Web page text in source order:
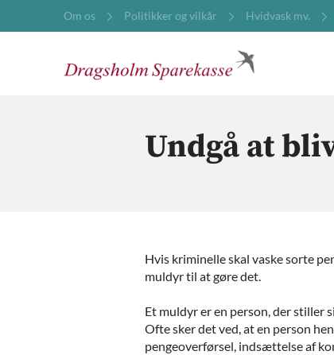
Om os Politikker og vilkår Hvidvask mv.
Undgå at
Hvis kriminelle skal vaske sorte
muldyr til at gøre det.
Et muldyr er en person, der stiller
Ofte sker det ved, at en person
pengeoverførsel, indsættelse af